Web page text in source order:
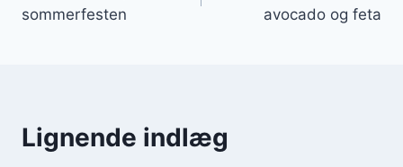
sommerfesten
avocado og feta
Lignende indlæg